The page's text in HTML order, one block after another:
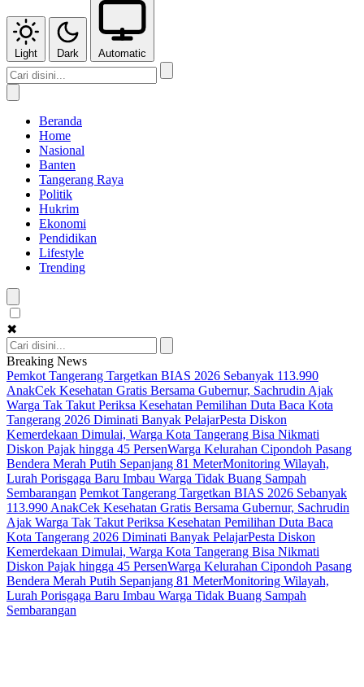
Light Dark Automatic
Beranda
Home
Nasional
Banten
Tangerang Raya
Politik
Hukrim
Ekonomi
Pendidikan
Lifestyle
Trending
✖
Breaking News
Pemkot Tangerang Targetkan BIAS 2026 Sebanyak 113.990
AnakCek Kesehatan Gratis Bersama Gubernur, Sachrudin Ajak
Warga Tak Takut Periksa Kesehatan Pemilihan Duta Baca Kota
Tangerang 2026 Diminati Banyak PelajarPesta Diskon
Kemerdekaan Dimulai, Warga Kota Tangerang Bisa Nikmati
Diskon Pajak hingga 45 PersenWarga Kelurahan Cipondoh Pasang
Bendera Merah Putih Sepanjang 81 MeterMonitoring Wilayah,
Lurah Porisgaga Baru Imbau Warga Tidak Buang Sampah
Sembarangan Pemkot Tangerang Targetkan BIAS 2026 Sebanyak
113.990 AnakCek Kesehatan Gratis Bersama Gubernur, Sachrudin
Ajak Warga Tak Takut Periksa Kesehatan Pemilihan Duta Baca
Kota Tangerang 2026 Diminati Banyak PelajarPesta Diskon
Kemerdekaan Dimulai, Warga Kota Tangerang Bisa Nikmati
Diskon Pajak hingga 45 PersenWarga Kelurahan Cipondoh Pasang
Bendera Merah Putih Sepanjang 81 MeterMonitoring Wilayah,
Lurah Porisgaga Baru Imbau Warga Tidak Buang Sampah
Sembarangan